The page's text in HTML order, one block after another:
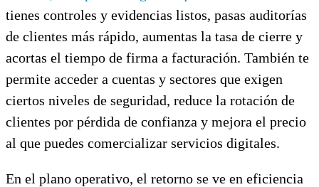
tienes controles y evidencias listos, pasas auditorías
de clientes más rápido, aumentas la tasa de cierre y
acortas el tiempo de firma a facturación. También te
permite acceder a cuentas y sectores que exigen
ciertos niveles de seguridad, reduce la rotación de
clientes por pérdida de confianza y mejora el precio
al que puedes comercializar servicios digitales.
En el plano operativo, el retorno se ve en eficiencia